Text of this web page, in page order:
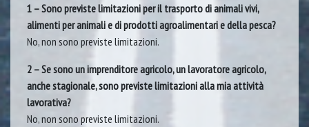
1 – Sono previste limitazioni per il trasporto di animali vivi,
alimenti per animali e di prodotti agroalimentari e della pesca?
No, non sono previste limitazioni.
2 – Se sono un imprenditore agricolo, un lavoratore agricolo,
anche stagionale, sono previste limitazioni alla mia attività
lavorativa?
No, non sono previste limitazioni.